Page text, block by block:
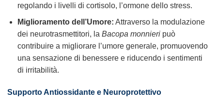
regolando i livelli di cortisolo, l’ormone dello stress.
Miglioramento dell’Umore: Attraverso la modulazione
dei neurotrasmettitori, la Bacopa monnieripuò
contribuire a migliorare l’umore generale, promuovendo
una sensazione di benessere e riducendo i sentimenti
di irritabilità.
Supporto Antiossidante e Neuroprotettivo